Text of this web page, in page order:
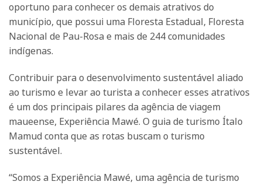
oportuno para conhecer os demais atrativos do
município, que possui uma Floresta Estadual, Floresta
Nacional de Pau-Rosa e mais de 244 comunidades
indígenas.
Contribuir para o desenvolvimento sustentável aliado
ao turismo e levar ao turista a conhecer esses atrativos
é um dos principais pilares da agência de viagem
maueense, Experiência Mawé. O guia de turismo Ítalo
Mamud conta que as rotas buscam o turismo
sustentável.
“Somos a Experiência Mawé, uma agência de turismo